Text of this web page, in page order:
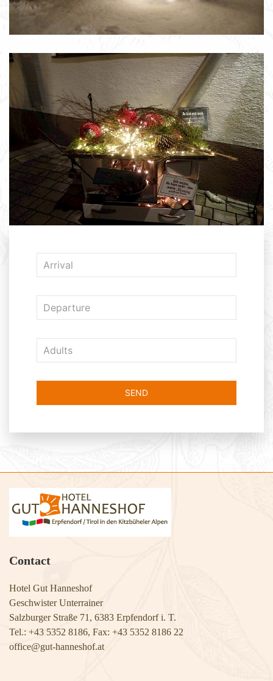
Contact
Hotel Gut Hanneshof
Geschwister Unterrainer
Salzburger Straße 71, 6383 Erpfendorf i. T.
Tel.: +43 5352 8186, Fax: +43 5352 8186 22
​​​​​​​office@gut-hanneshof.at